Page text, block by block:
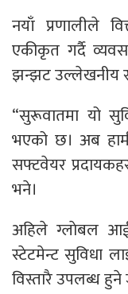
नयाँ प्रणालीले
एकीकृत गर्दै
झन्झट उल्लेखनीय
“सुरूवातमा यो
भएको छ। अब
सफ्टवेयर
भने।
अहिले ग्लाेबल
स्टेटमेन्ट सुविधा
विस्तारै उपलब्ध